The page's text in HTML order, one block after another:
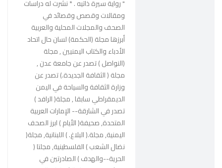
" رواية سيرة ذاتيه . * نشرت له دراسات
ومقالات وقصص وقصائد في
الصحف والمجلات المحلية والعربية
أبرزها مجلة (الحكمة) لسان حال اتحاد
الأدباء والكتاب اليمنيين , مجلة
(النواصل ) تصدر عن جامعة عدن ,
مجلة ( الثقافة الجديدة.) تصدر عن
وزارة الثقافة والسياحة في اليمن
الديمقراطي سابقا , مجلة( الرافد )
تصدر في الشارقة-- الإمارات العربية
المتحدة, صحيفة( الأيام ) ابرز الصحف
اليمنية, مجلة.( البلاغ. ) اللبنانية, مجلة(
نضال الشعب ) الفلسطينية, مجلتا (
الحرية--والهدف ) الصادرتين في